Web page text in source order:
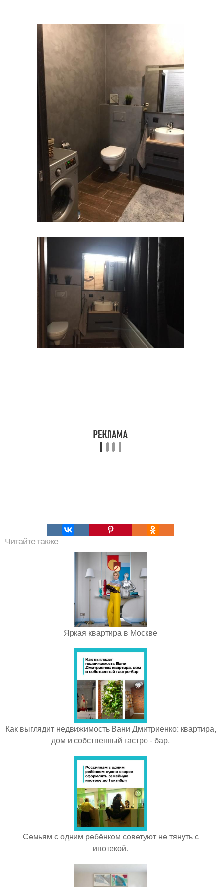
Читайте также
Яркая квартира в Москве
Как выглядит недвижимость Вани Дмитриенко: квартира,
дом и собственный гастро - бар.
Семьям с одним ребёнком советуют не тянуть с
ипотекой.